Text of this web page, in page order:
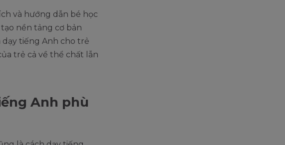
và hướng dẫn bé học
nền tảng cơ bản
tiếng Anh cho trẻ
trẻ cả về thể chất lẫn
Anh phù